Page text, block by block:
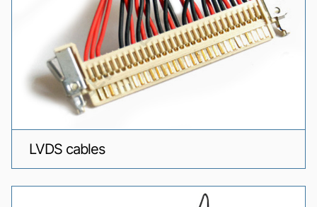
LVDS cables